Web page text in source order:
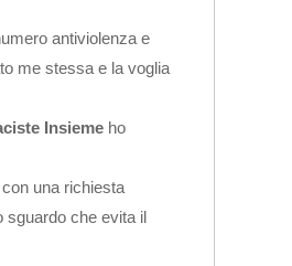
antiviolenza e
me stessa e la voglia
Insieme ho
una richiesta
che evita il